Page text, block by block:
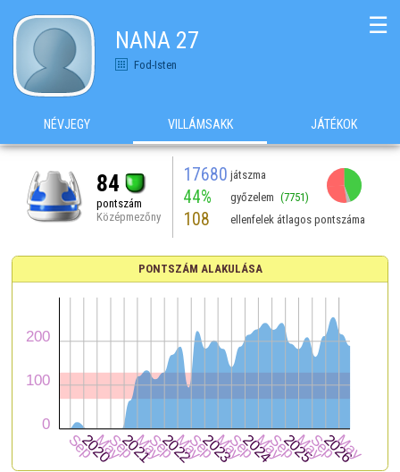
NANA 27
Fod-Isten
☰
NÉVJEGY VILLÁMSAKK JÁTÉKOK
84
pontszám
Középmezőny
17680 játszma
44% győzelem (7751)
108 ellenfelek átlagos pontszáma
PONTSZÁM ALAKULÁSA